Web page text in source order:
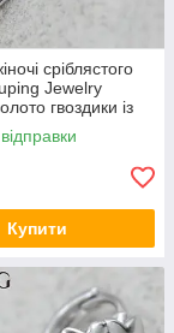
сріблястого
Jewelry
гвоздики із
24K
Купити